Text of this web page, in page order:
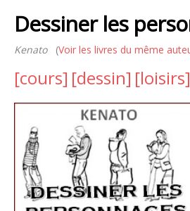
Dessiner les
Kenato(Voir les livres du même
[cours] [dessin] [loisirs]